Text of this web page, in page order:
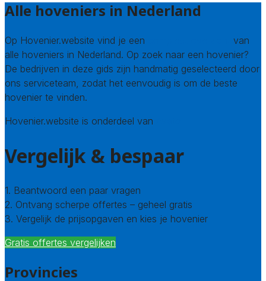
Alle hoveniers in Nederland
Op Hovenier.website vind je een
van
alle hoveniers in Nederland. Op zoek naar een hovenier?
De bedrijven in deze gids zijn handmatig geselecteerd door
ons serviceteam, zodat het eenvoudig is om de beste
hovenier te vinden.
Hovenier.website is onderdeel van
Vergelijk & bespaar
1. Beantwoord een paar vragen
2. Ontvang scherpe offertes – geheel gratis
3. Vergelijk de prijsopgaven en kies je hovenier
Gratis offertes vergelijken
Provincies